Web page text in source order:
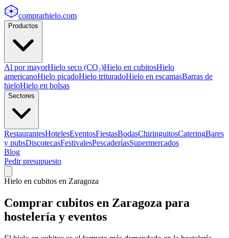
comprarhielo.com
Productos
Al por mayorHielo seco (CO₂)Hielo en cubitosHielo
americanoHielo picadoHielo trituradoHielo en escamasBarras de
hieloHielo en bolsas
Sectores
RestaurantesHotelesEventosFiestasBodasChiringuitosCateringBares
y pubsDiscotecasFestivalesPescaderíasSupermercados
Blog
Pedir presupuesto
Hielo en cubitos en Zaragoza
Comprar cubitos en Zaragoza para
hostelería y eventos